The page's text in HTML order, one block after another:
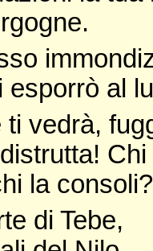
al
vedrà,
la
di Tebe,